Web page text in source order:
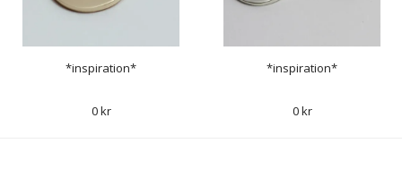
*inspiration*
0 kr
*inspiration*
0 kr